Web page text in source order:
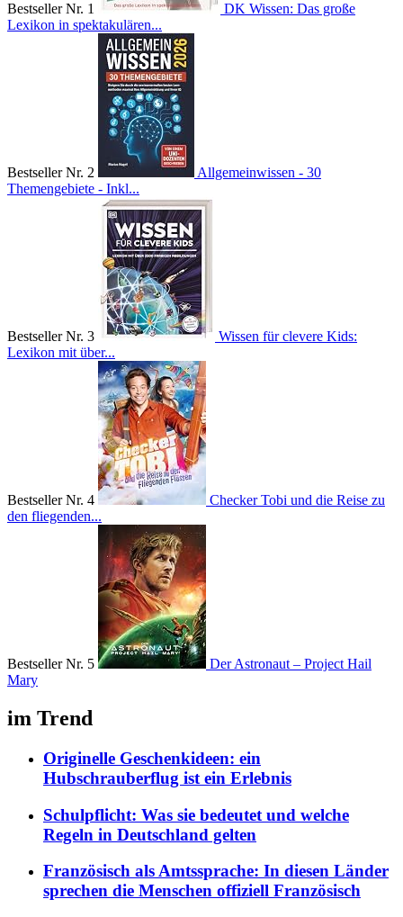
Bestseller Nr. 1
DK Wissen: Das große
Lexikon in spektakulären...
Bestseller Nr. 2
Allgemeinwissen - 30
Themengebiete - Inkl...
Bestseller Nr. 3
Wissen für clevere Kids:
Lexikon mit über...
Bestseller Nr. 4
Checker Tobi und die Reise zu
den fliegenden...
Bestseller Nr. 5
Der Astronaut – Project Hail
Mary
im Trend
Originelle Geschenkideen: ein
Hubschrauberflug ist ein Erlebnis
Schulpflicht: Was sie bedeutet und welche
Regeln in Deutschland gelten
Französisch als Amtssprache: In diesen Länder
sprechen die Menschen offiziell Französisch